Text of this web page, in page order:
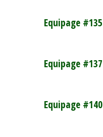
Equipage #135
Equipage #137
Equipage #140